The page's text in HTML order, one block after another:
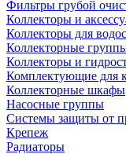
Фильтры грубой
Коллекторы и
Коллекторы для
Коллекторные
Коллекторы и
Комплектующие для
Коллекторные шкафы
Насосные группы
Системы защиты от
Крепеж
Радиаторы